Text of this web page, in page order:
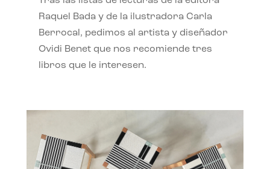
Raquel Bada y de la ilustradora Carla
Berrocal, pedimos al artista y diseñador
Ovidi Benet que nos recomiende tres
libros que le interesen.